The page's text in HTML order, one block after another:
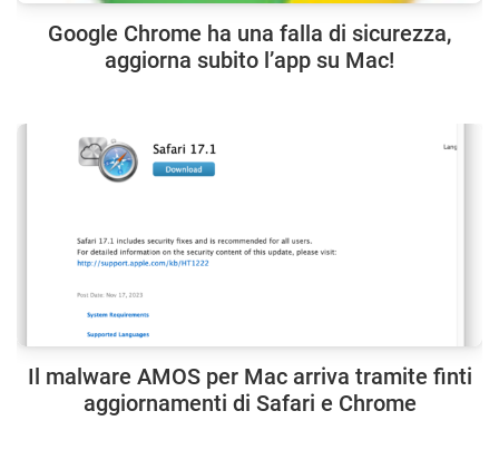
Google Chrome ha una falla di sicurezza,
aggiorna subito l’app su Mac!
Il malware AMOS per Mac arriva tramite finti
aggiornamenti di Safari e Chrome